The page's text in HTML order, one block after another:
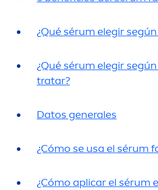
¿Qué sérum elegir
¿Qué sérum elegir
tratar?
Datos generales
¿Cómo se usa el sérum
¿Cómo aplicar el sérum